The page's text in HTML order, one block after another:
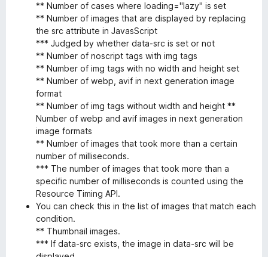
** Number of cases where loading="lazy" is set
** Number of images that are displayed by replacing
the src attribute in JavasScript
*** Judged by whether data-src is set or not
** Number of noscript tags with img tags
** Number of img tags with no width and height set
** Number of webp, avif in next generation image
format
** Number of img tags without width and height **
Number of webp and avif images in next generation
image formats
** Number of images that took more than a certain
number of milliseconds.
*** The number of images that took more than a
specific number of milliseconds is counted using the
Resource Timing API.
You can check this in the list of images that match each
condition.
** Thumbnail images.
*** If data-src exists, the image in data-src will be